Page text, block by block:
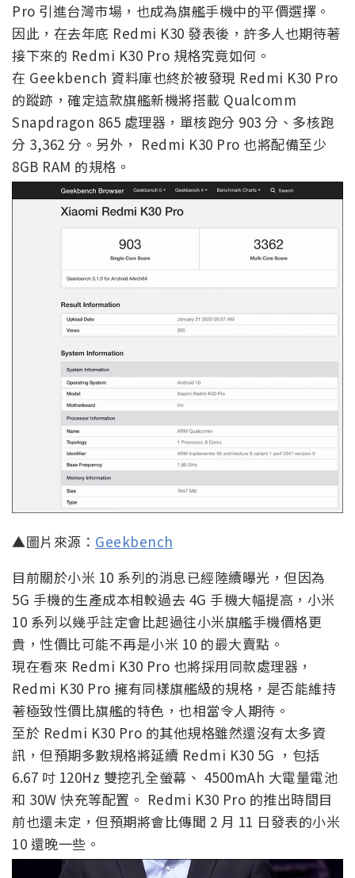
Pro 引進台灣市場，也成為旗艦手機中的平價選擇。
因此，在去年底 Redmi K30 發表後，許多人也期待著
接下來的 Redmi K30 Pro 規格究竟如何。
在 Geekbench 資料庫也終於被發現 Redmi K30 Pro
的蹤跡，確定這款旗艦新機將搭載 Qualcomm
Snapdragon 865 處理器，單核跑分 903 分、多核跑
分 3,362 分。另外， Redmi K30 Pro 也將配備至少
8GB RAM 的規格。
▲圖片來源： Geekbench
目前關於小米 10 系列的消息已經陸續曝光，但因為
5G 手機的生產成本相較過去 4G 手機大幅提高，小米
10 系列以幾乎註定會比起過往小米旗艦手機價格更
貴，性價比可能不再是小米 10 的最大賣點。
現在看來 Redmi K30 Pro 也將採用同款處理器，
Redmi K30 Pro 擁有同樣旗艦級的規格，是否能維持
著極致性價比旗艦的特色，也相當令人期待。
至於 Redmi K30 Pro 的其他規格雖然還沒有太多資
訊，但預期多數規格將延續 Redmi K30 5G ，包括
6.67 吋 120Hz 雙挖孔全螢幕、 4500mAh 大電量電池
和 30W 快充等配置。 Redmi K30 Pro 的推出時間目
前也還未定，但預期將會比傳聞 2 月 11 日發表的小米
10 還晚一些。